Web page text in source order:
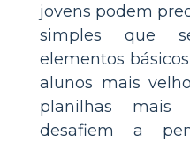
jovens podem
simples que
elementos
alunos mais
planilhas mais
desafiem a